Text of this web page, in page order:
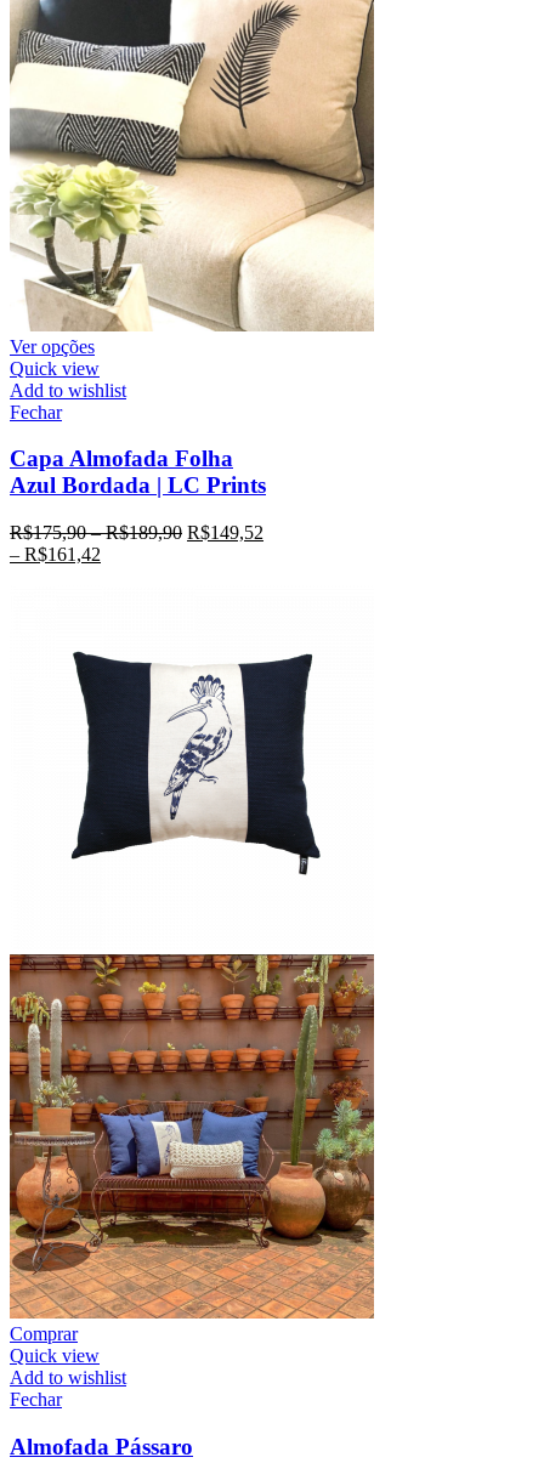
Ver opções
Quick view
Add to wishlist
Fechar
Capa Almofada Folha
Azul Bordada | LC Prints
R$175,90–R$189,90 R$149,52
– R$161,42
Comprar
Quick view
Add to wishlist
Fechar
Almofada Pássaro